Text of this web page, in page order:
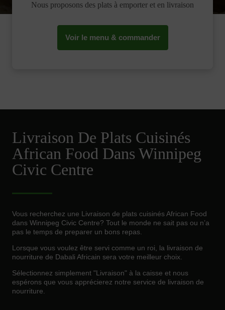
Nous proposons des plats à emporter et en livraison
Voir le menu & commander
Livraison De Plats Cuisinés
African Food Dans Winnipeg
Civic Centre
Vous recherchez une Livraison de plats cuisinés African Food
dans Winnipeg Civic Centre? Tout le monde ne sait pas ou n’a
pas le temps de preparer un bons repas.
Lorsque vous voulez être servi comme un roi, la livraison de
nourriture de Dabali Africain sera votre meilleur choix.
Sélectionnez simplement "Livraison" à la caisse et nous
espérons que vous apprécierez notre service de livraison de
nourriture.